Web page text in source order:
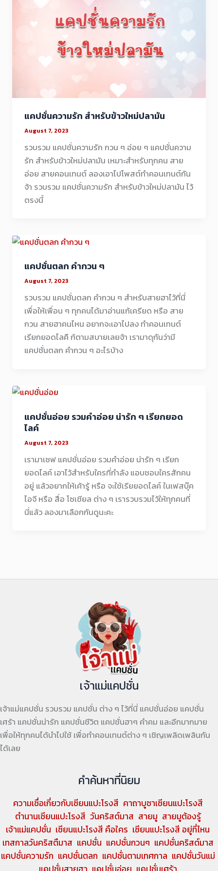
แคปชั่นความรัก สำหรับข้าวใหม่ปลามัน
August 7, 2023
รวบรวม แคปชั่นความรัก กวน ๆ อ่อย ๆ แคปชั่นความ
รัก สำหรับข้าวใหม่ปลามัน เหมาะสำหรับทุกคน สาย
อ่อย สายคอนเทนต์ ลองเอาไปโพสต์ทำคอนเทนต์กัน
จ้า รวบรวม แคปชั่นความรัก สำหรับข้าวใหม่ปลามัน ไว้
ตรงนี้
แคปชั่นตลก คำกวน ๆ
August 7, 2023
รวบรวม แคปชั่นตลก คำกวน ๆ สำหรับสายฮาไว้ที่นี่
เพื่อให้เพื่อน ๆ ทุกคนได้มาอ่านแก้เครียด หรือ สาย
กวน สายฮาคนไหน อยากจะเอาไปลง ทำคอนเทนต์
เรียกยอดไลคื ก้ตามสบายเลยจ้า เรามาดุกันว่ามี
แคปชั่นตลก คำกวน ๆ อะไรบ้าง
แคปชั่นอ่อย รวมคำอ่อย น่ารัก ๆ เรียกยอด
ไลค์
August 7, 2023
เรามาเซฟ แคปชั่นอ่อย รวมคำอ่อย น่ารัก ๆ เรียก
ยอดไลค์ เอาไว้สำหรับใครที่กำลัง แอบชอบใครสักคน
อยู่ แล้วอยากให้เค้ารู้ หรือ จะใช้เรียยอดไลค์ ในเฟสบุ๊ค
ไอจี หรือ สื่อ โซเชียล ต่าง ๆ เรารวบรวมไว้ให้ทุกคนที่
นี่แล้ว ลองมาเลือกกันดูนะคะ
เจ้าแม่แคปชั่น
เจ้าแม่แคปชั่น รวบรวม แคปชั่น ต่าง ๆ ไว้ที่นี่ แคปชั่นอ่อย แคปชั่น
เศร้า แคปชั่นน่ารัก แคปชั่นชีวิต แคปชั่นฮาๆ คำคม และอีกมากมาย
เพื่อให้ทุกคนได้นำไปใช้ เพื่อทำคอนเทนต์ต่าง ๆ เชิญเพลิดเพลินกัน
ได้เลย
คำค้นหาที่นิยม
ความเชื่อเกี่ยวกับเซียนแปะโรงสี คาถาบูชาเซียนแปะโรงสี
ตำนานเซียนแปะโรงสี วันคริสต์มาส สายมู สายมูต้องรู้
เจ้าแม่แคปชั่น เซียนแปะโรงสี คือใคร เซียนแปะโรงสี อยู่ที่ไหน
เทสกาลวันคริสตืมาส แคปชั่น แคปชั่นกวนๆ แคปชั่นคริสต์มาส
แคปชั่นความรัก แคปชั่นตลก แคปชั่นตามเทศกาล แคปชั่นวันแม่